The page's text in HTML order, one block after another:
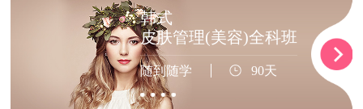
韩式
皮肤管理(美容)全科班
随到随学 90天